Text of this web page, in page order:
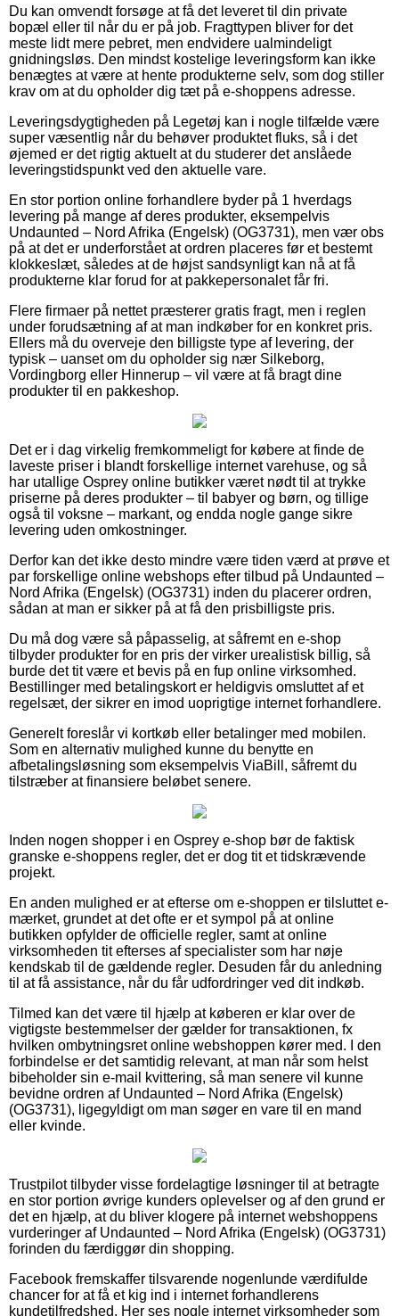
Du kan omvendt forsøge at få det leveret til din private
bopæl eller til når du er på job. Fragttypen bliver for det
meste lidt mere pebret, men endvidere ualmindeligt
gnidningsløs. Den mindst kostelige leveringsform kan ikke
benægtes at være at hente produkterne selv, som dog stiller
krav om at du opholder dig tæt på e-shoppens adresse.
Leveringsdygtigheden på Legetøj kan i nogle tilfælde være
super væsentlig når du behøver produktet fluks, så i det
øjemed er det rigtig aktuelt at du studerer det anslåede
leveringstidspunkt ved den aktuelle vare.
En stor portion online forhandlere byder på 1 hverdags
levering på mange af deres produkter, eksempelvis
Undaunted – Nord Afrika (Engelsk) (OG3731), men vær obs
på at det er underforstået at ordren placeres før et bestemt
klokkeslæt, således at de højst sandsynligt kan nå at få
produkterne klar forud for at pakkepersonalet får fri.
Flere firmaer på nettet præsterer gratis fragt, men i reglen
under forudsætning af at man indkøber for en konkret pris.
Ellers må du overveje den billigste type af levering, der
typisk – uanset om du opholder sig nær Silkeborg,
Vordingborg eller Hinnerup – vil være at få bragt dine
produkter til en pakkeshop.
Det er i dag virkelig fremkommeligt for købere at finde de
laveste priser i blandt forskellige internet varehuse, og så
har utallige Osprey online butikker været nødt til at trykke
priserne på deres produkter – til babyer og børn, og tillige
også til voksne – markant, og endda nogle gange sikre
levering uden omkostninger.
Derfor kan det ikke desto mindre være tiden værd at prøve et
par forskellige online webshops efter tilbud på Undaunted –
Nord Afrika (Engelsk) (OG3731) inden du placerer ordren,
sådan at man er sikker på at få den prisbilligste pris.
Du må dog være så påpasselig, at såfremt en e-shop
tilbyder produkter for en pris der virker urealistisk billig, så
burde det tit være et bevis på en fup online virksomhed.
Bestillinger med betalingskort er heldigvis omsluttet af et
regelsæt, der sikrer en imod uoprigtige internet forhandlere.
Generelt foreslår vi kortkøb eller betalinger med mobilen.
Som en alternativ mulighed kunne du benytte en
afbetalingsløsning som eksempelvis ViaBill, såfremt du
tilstræber at finansiere beløbet senere.
Inden nogen shopper i en Osprey e-shop bør de faktisk
granske e-shoppens regler, det er dog tit et tidskrævende
projekt.
En anden mulighed er at efterse om e-shoppen er tilsluttet e-
mærket, grundet at det ofte er et sympol på at online
butikken opfylder de officielle regler, samt at online
virksomheden tit efterses af specialister som har nøje
kendskab til de gældende regler. Desuden får du anledning
til at få assistance, når du får udfordringer ved dit indkøb.
Tilmed kan det være til hjælp at køberen er klar over de
vigtigste bestemmelser der gælder for transaktionen, fx
hvilken ombytningsret online webshoppen kører med. I den
forbindelse er det samtidig relevant, at man når som helst
bibeholder sin e-mail kvittering, så man senere vil kunne
bevidne ordren af Undaunted – Nord Afrika (Engelsk)
(OG3731), ligegyldigt om man søger en vare til en mand
eller kvinde.
Trustpilot tilbyder visse fordelagtige løsninger til at betragte
en stor portion øvrige kunders oplevelser og af den grund er
det en hjælp, at du bliver klogere på internet webshoppens
vurderinger af Undaunted – Nord Afrika (Engelsk) (OG3731)
forinden du færdiggør din shopping.
Facebook fremskaffer tilsvarende nogenlunde værdifulde
chancer for at få et kig ind i internet forhandlerens
kundetilfredshed. Her ses nogle internet virksomheder som